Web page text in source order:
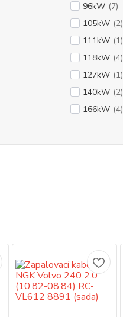
96kW (7)
105kW (2)
111kW (1)
118kW (4)
127kW (1)
140kW (2)
166kW (4)